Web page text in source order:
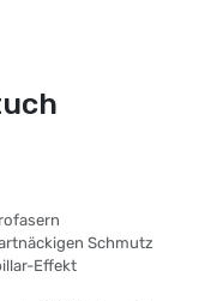
Schmutz
Effekt